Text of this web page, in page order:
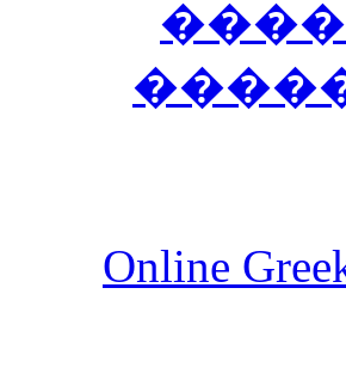
Online